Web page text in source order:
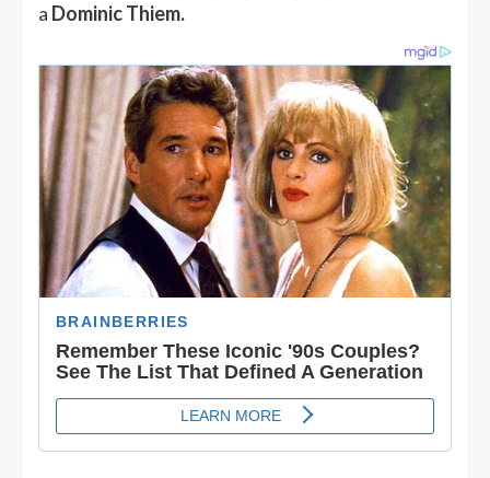
a Dominic Thiem.